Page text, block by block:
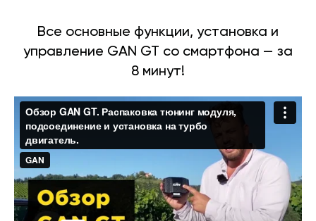
Все основные функции, установка и
управление GAN GT со смартфона — за
8 минут!